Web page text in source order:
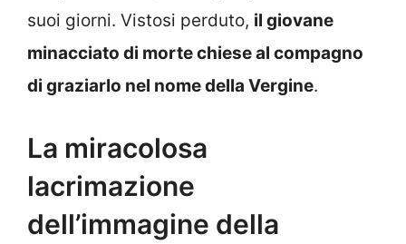
suoi giorni. Vistosi perduto, il giovane
minacciato di morte chiese al compagno
di graziarlo nel nome della Vergine.
La miracolosa
lacrimazione
dell’immagine della